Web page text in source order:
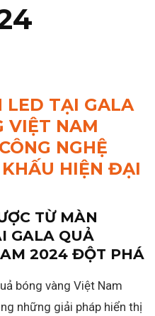
LED TẠI GALA
VIỆT NAM
NGHỆ
HIỆN ĐẠI
TỪ MÀN
GALA QUẢ
2024 ĐỘT PHÁ
bóng vàng Việt Nam
những giải pháp hiển thị